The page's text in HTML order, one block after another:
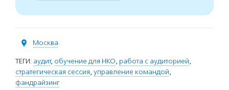
Москва
ТЕГИ: аудит, обучение для НКО, работа с аудиторией,
стратегическая сессия, управление командой,
фандрайзинг